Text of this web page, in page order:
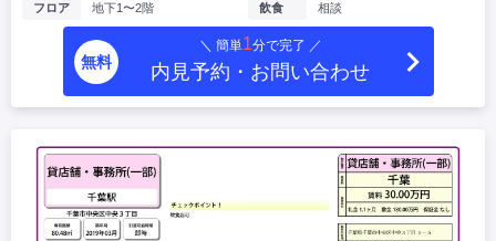
フロア
地下1〜2階
飲食
相談
無料
＼ 簡単1分で完了 ／
内見予約・お問い合わせ